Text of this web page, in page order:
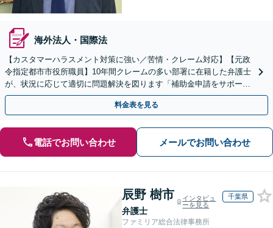
海外法人・国際法
【カスタマーハラスメント対策に強い／苦情・クレーム対応】【元政
令指定都市市役所職員】10年間クレームの多い部署に在籍した弁護士
が、状況に応じて適切に問題解決を図ります「補助金申請をサポー
ト」【出張相談・WEB面談対応】
料金表を見る
電話でお問い合わせ メールでお問い合わせ
辰野 樹市
弁護士
インタビュ
ーを見る
千葉県
ファミリア総合法律事務所